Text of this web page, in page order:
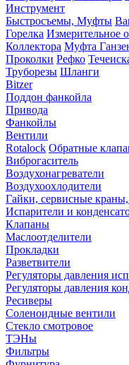
Инструмент
Быстросъемы, Муфты
Горелка Измерительное
Коллектора Муфта
Проколки Рефко
Труборезы Шланги
Bitzer
Поддон фанкойла
Привода
Фанкойлы
Вентили
Rotalock Обратные
Виброгаситель
Воздухонагреватели
Воздухоохлодители
Гайки, сервисные
Испарители и
Клапаны
Маслоотделители
Прокладки
Разветвители
Регуляторы давления
Регуляторы давления
Ресиверы
Соленоидные вентили
Стекло смотровое
ТЭНы
Фильтры